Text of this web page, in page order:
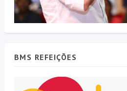
BMS REFEIÇÕES